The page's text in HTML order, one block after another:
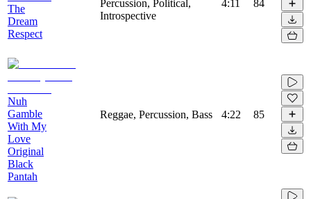
The
Dream
Respect
Percussion, Political,
Introspective
4:11 84
Nuh
Gamble
With My
Love
Original
Black
Pantah
Reggae, Percussion, Bass 4:22 85